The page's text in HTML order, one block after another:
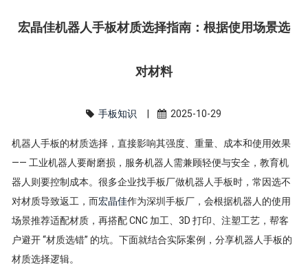
宏晶佳机器人手板材质选择指南：根据使用场景选
对材料
手板知识 | 2025-10-29
机器人手板的材质选择，直接影响其强度、重量、成本和使用效果
—— 工业机器人要耐磨损，服务机器人需兼顾轻便与安全，教育机
器人则要控制成本。很多企业找手板厂做机器人手板时，常因选不
对材质导致返工，而宏晶佳作为深圳手板厂，会根据机器人的使用
场景推荐适配材质，再搭配 CNC 加工、3D 打印、注塑工艺，帮客
户避开 “材质选错” 的坑。下面就结合实际案例，分享机器人手板的
材质选择逻辑。